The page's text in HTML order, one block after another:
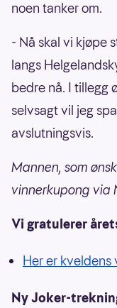
noen tanker om.
- Nå skal vi kjøpe
langs
bedre nå. I tillegg
selvsagt vil jeg
avslutningsvis.
Mannen, som
vinnerkupong via
Vi gratulerer
Her er
Ny Joker-